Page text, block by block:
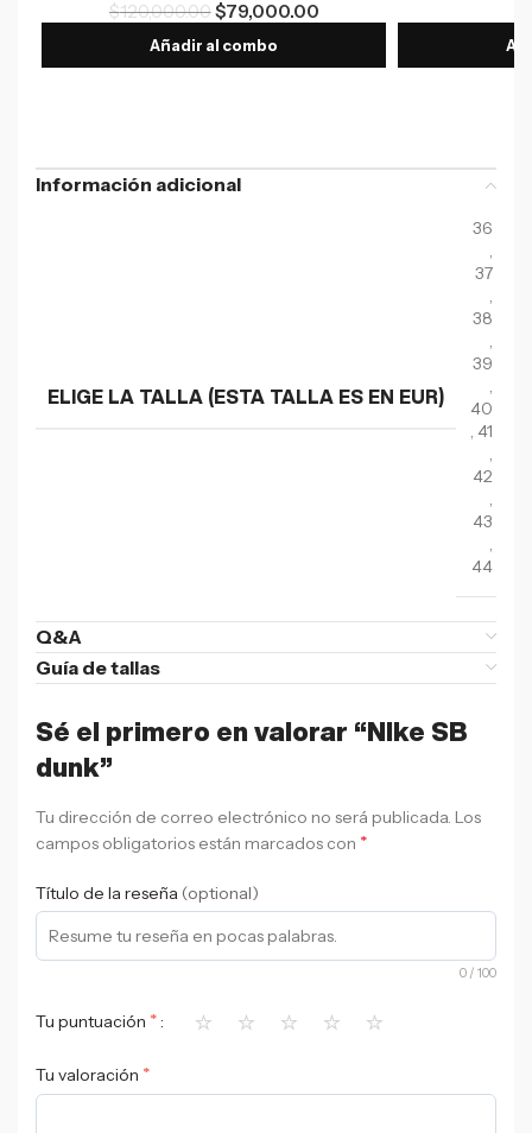
$120,000.00$79,000.00
Añadir al combo
Información adicional
ELIGE LA TALLA (ESTA TALLA ES EN EUR)
36
,
37
,
38
,
39
,
40
, 41
,
42
,
43
,
44
Q&A
Guía de tallas
Sé el primero en valorar “NIke SB
dunk”
Tu dirección de correo electrónico no será publicada. Los
campos obligatorios están marcados con *
Título de la reseña (optional)
0 / 100
Tu puntuación * ⭐ ⭐ ⭐ ⭐ ⭐
Tu valoración *